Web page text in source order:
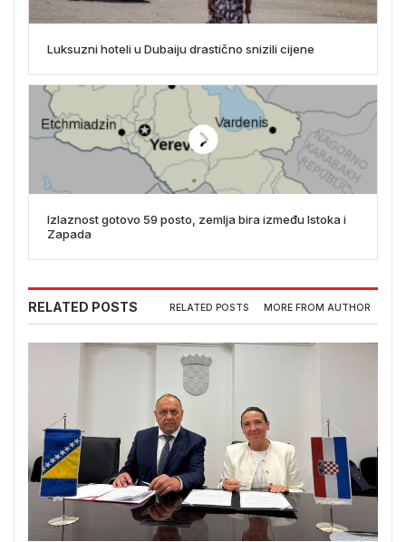
Luksuzni hoteli u Dubaiju drastično snizili cijene
Izlaznost gotovo 59 posto, zemlja bira između Istoka i
Zapada
RELATED POSTS RELATED POSTS MORE FROM AUTHOR